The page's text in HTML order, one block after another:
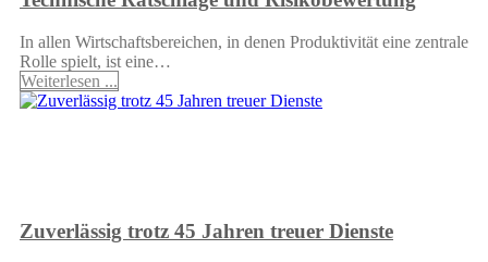
In allen Wirtschaftsbereichen, in denen Produktivität eine zentrale
Rolle spielt, ist eine…
Weiterlesen ...
Zuverlässig trotz 45 Jahren treuer Dienste